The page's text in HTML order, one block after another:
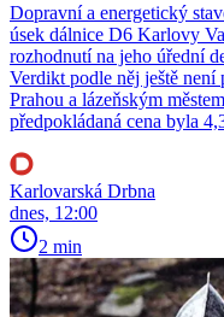
Dopravní a energetický
úsek dálnice D6 Karlovy
rozhodnutí na jeho úřední
Verdikt podle něj ještě není
Prahou a lázeňským
předpokládaná cena byla
Karlovarská Drbna
dnes, 12:00
2 min